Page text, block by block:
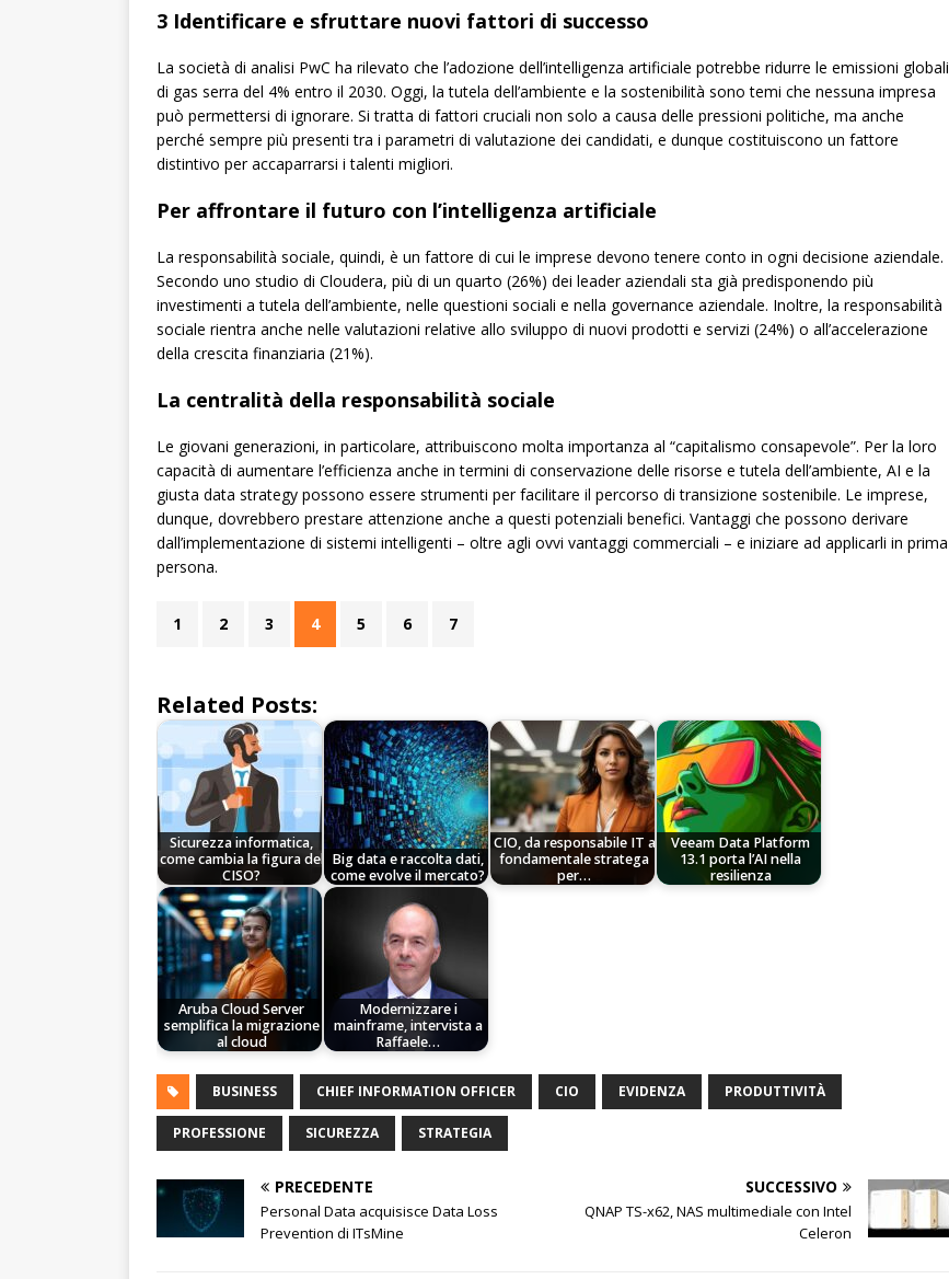
3 Identificare e sfruttare nuovi fattori di successo
La società di analisi PwC ha rilevato che l’adozione dell’intelligenza artificiale potrebbe ridurre le emissioni globali
di gas serra del 4% entro il 2030. Oggi, la tutela dell’ambiente e la sostenibilità sono temi che nessuna impresa
può permettersi di ignorare. Si tratta di fattori cruciali non solo a causa delle pressioni politiche, ma anche
perché sempre più presenti tra i parametri di valutazione dei candidati, e dunque costituiscono un fattore
distintivo per accaparrarsi i talenti migliori.
Per affrontare il futuro con l’intelligenza artificiale
La responsabilità sociale, quindi, è un fattore di cui le imprese devono tenere conto in ogni decisione aziendale.
Secondo uno studio di Cloudera, più di un quarto (26%) dei leader aziendali sta già predisponendo più
investimenti a tutela dell’ambiente, nelle questioni sociali e nella governance aziendale. Inoltre, la responsabilità
sociale rientra anche nelle valutazioni relative allo sviluppo di nuovi prodotti e servizi (24%) o all’accelerazione
della crescita finanziaria (21%).
La centralità della responsabilità sociale
Le giovani generazioni, in particolare, attribuiscono molta importanza al “capitalismo consapevole”. Per la loro
capacità di aumentare l’efficienza anche in termini di conservazione delle risorse e tutela dell’ambiente, AI e la
giusta data strategy possono essere strumenti per facilitare il percorso di transizione sostenibile. Le imprese,
dunque, dovrebbero prestare attenzione anche a questi potenziali benefici. Vantaggi che possono derivare
dall’implementazione di sistemi intelligenti – oltre agli ovvi vantaggi commerciali – e iniziare ad applicarli in prima
persona.
1 2 3 4 5 6 7
Related Posts:
Sicurezza informatica,
come cambia la figura del
CISO?
Big data e raccolta dati,
come evolve il mercato?
CIO, da responsabile IT a
fondamentale stratega
per…
Veeam Data Platform
13.1 porta l’AI nella
resilienza
Aruba Cloud Server
semplifica la migrazione
al cloud
Modernizzare i
mainframe, intervista a
Raffaele…
BUSINESS CHIEF INFORMATION OFFICER CIO EVIDENZA PRODUTTIVITÀ
PROFESSIONE SICUREZZA STRATEGIA
PRECEDENTE
Personal Data acquisisce Data Loss
Prevention di ITsMine
SUCCESSIVO
QNAP TS-x62, NAS multimediale con Intel
Celeron